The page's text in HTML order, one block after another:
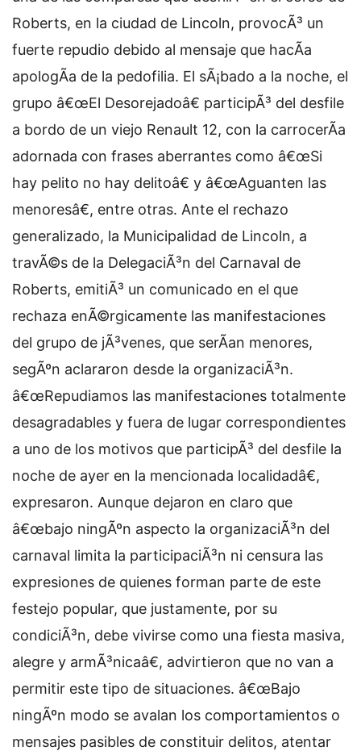
Roberts, en la ciudad de Lincoln, provocÃ³ un
fuerte repudio debido al mensaje que hacÃ­a
apologÃ­a de la pedofilia. El sÃ¡bado a la noche, el
grupo â€œEl Desorejadoâ€ participÃ³ del desfile
a bordo de un viejo Renault 12, con la carrocerÃ­a
adornada con frases aberrantes como â€œSi
hay pelito no hay delitoâ€ y â€œAguanten las
menoresâ€, entre otras. Ante el rechazo
generalizado, la Municipalidad de Lincoln, a
travÃ©s de la DelegaciÃ³n del Carnaval de
Roberts, emitiÃ³ un comunicado en el que
rechaza enÃ©rgicamente las manifestaciones
del grupo de jÃ³venes, que serÃ­an menores,
segÃºn aclararon desde la organizaciÃ³n.
â€œRepudiamos las manifestaciones totalmente
desagradables y fuera de lugar correspondientes
a uno de los motivos que participÃ³ del desfile la
noche de ayer en la mencionada localidadâ€,
expresaron. Aunque dejaron en claro que
â€œbajo ningÃºn aspecto la organizaciÃ³n del
carnaval limita la participaciÃ³n ni censura las
expresiones de quienes forman parte de este
festejo popular, que justamente, por su
condiciÃ³n, debe vivirse como una fiesta masiva,
alegre y armÃ³nicaâ€, advirtieron que no van a
permitir este tipo de situaciones. â€œBajo
ningÃºn modo se avalan los comportamientos o
mensajes pasibles de constituir delitos, atentar